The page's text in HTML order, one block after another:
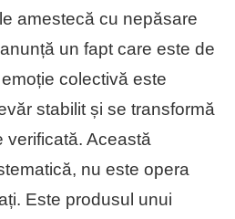
amestecă cu nepăsare
un fapt care este de
colectivă este
stabilit și se transformă
verificată. Această
nu este opera
Este produsul unui